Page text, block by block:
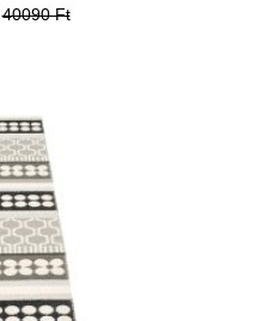
40090 Ft